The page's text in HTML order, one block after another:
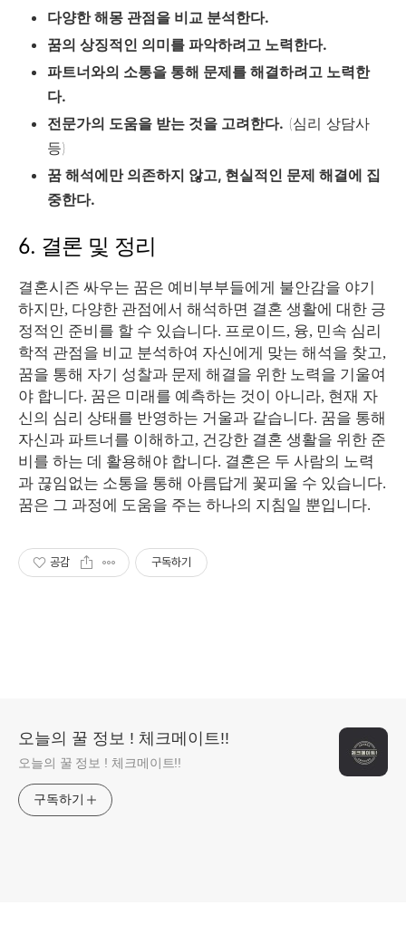
다양한 해몽 관점을 비교 분석한다.
꿈의 상징적인 의미를 파악하려고 노력한다.
파트너와의 소통을 통해 문제를 해결하려고 노력한
다.
전문가의 도움을 받는 것을 고려한다. (심리 상담사
등)
꿈 해석에만 의존하지 않고, 현실적인 문제 해결에 집
중한다.
6. 결론 및 정리
결혼시즌 싸우는 꿈은 예비부부들에게 불안감을 야기
하지만, 다양한 관점에서 해석하면 결혼 생활에 대한 긍
정적인 준비를 할 수 있습니다. 프로이드, 융, 민속 심리
학적 관점을 비교 분석하여 자신에게 맞는 해석을 찾고,
꿈을 통해 자기 성찰과 문제 해결을 위한 노력을 기울여
야 합니다. 꿈은 미래를 예측하는 것이 아니라, 현재 자
신의 심리 상태를 반영하는 거울과 같습니다. 꿈을 통해
자신과 파트너를 이해하고, 건강한 결혼 생활을 위한 준
비를 하는 데 활용해야 합니다. 결혼은 두 사람의 노력
과 끊임없는 소통을 통해 아름답게 꽃피울 수 있습니다.
꿈은 그 과정에 도움을 주는 하나의 지침일 뿐입니다.
공감 구독하기
오늘의 꿀 정보 ! 체크메이트!!
오늘의 꿀 정보 ! 체크메이트!!
구독하기